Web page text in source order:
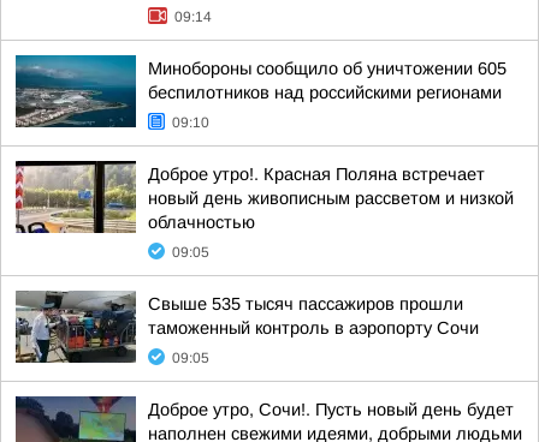
09:14
Минобороны сообщило об уничтожении 605
беспилотников над российскими регионами
09:10
Доброе утро!. Красная Поляна встречает
новый день живописным рассветом и низкой
облачностью
09:05
Свыше 535 тысяч пассажиров прошли
таможенный контроль в аэропорту Сочи
09:05
Доброе утро, Сочи!. Пусть новый день будет
наполнен свежими идеями, добрыми людьми